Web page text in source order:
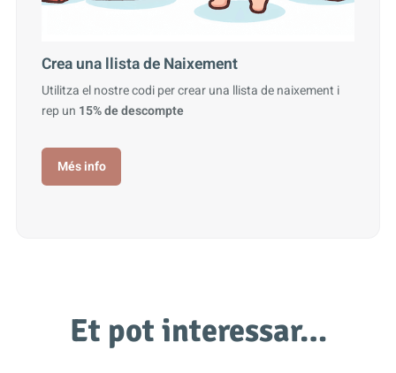
Crea una llista de Naixement
Utilitza el nostre codi per crear una llista de naixement i
rep un 15% de descompte
Més info
Et pot interessar…